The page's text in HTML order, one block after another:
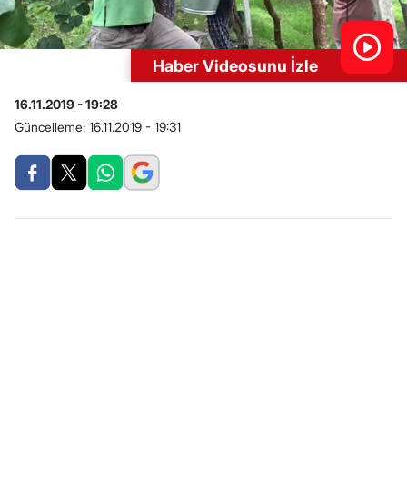
Haber Videosunu İzle
16.11.2019 - 19:28
Güncelleme: 16.11.2019 - 19:31